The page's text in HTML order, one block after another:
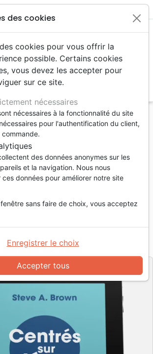
Edification
Divers Thèmes
- Se focaliser sur Jésus dans un
- EBOOK
Jésus
sur Jésus dans un monde de
Brown
des cookies
cookies pour vous offrir la
possible. Certains cookies
vous devez les accepter pour
sur ce site.
nécessaires
nécessaires à la fonctionnalité du site
pour l'authentification du client,
des données anonymes sur les
et la navigation. Nous nous
données pour améliorer notre site
sans faire de choix, vous acceptez
Accepter tous
Enregistrer le choix